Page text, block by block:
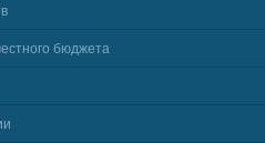
бюджета